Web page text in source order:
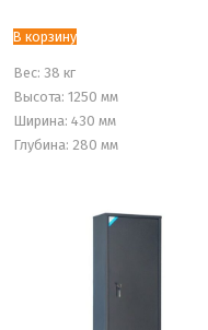
В корзину
Вес: 38 кг
Высота: 1250 мм
Ширина: 430 мм
Глубина: 280 мм